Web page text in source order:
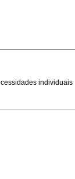
individuais